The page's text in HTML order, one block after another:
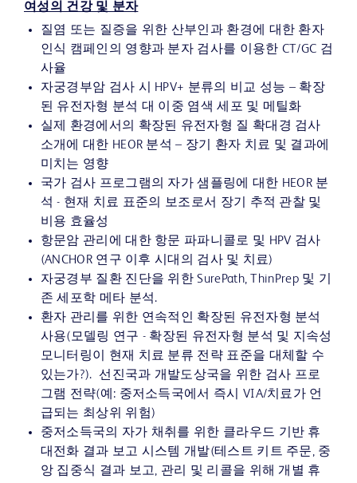
여성의 건강 및 분자
질염 또는 질증을 위한 산부인과 환경에 대한 환자
인식 캠페인의 영향과 분자 검사를 이용한 CT/GC 검
사율
자궁경부암 검사 시 HPV+ 분류의 비교 성능 – 확장
된 유전자형 분석 대 이중 염색 세포 및 메틸화
실제 환경에서의 확장된 유전자형 질 확대경 검사
소개에 대한 HEOR 분석 – 장기 환자 치료 및 결과에
미치는 영향
국가 검사 프로그램의 자가 샘플링에 대한 HEOR 분
석 - 현재 치료 표준의 보조로서 장기 추적 관찰 및
비용 효율성
항문암 관리에 대한 항문 파파니콜로 및 HPV 검사
(ANCHOR 연구 이후 시대의 검사 및 치료)
자궁경부 질환 진단을 위한 SurePath, ThinPrep 및 기
존 세포학 메타 분석.
환자 관리를 위한 연속적인 확장된 유전자형 분석
사용(모델링 연구 - 확장된 유전자형 분석 및 지속성
모니터링이 현재 치료 분류 전략 표준을 대체할 수
있는가?). 선진국과 개발도상국을 위한 검사 프로
그램 전략(예: 중저소득국에서 즉시 VIA/치료가 언
급되는 최상위 위험)
중저소득국의 자가 채취를 위한 클라우드 기반 휴
대전화 결과 보고 시스템 개발(테스트 키트 주문, 중
앙 집중식 결과 보고, 관리 및 리콜을 위해 개별 휴